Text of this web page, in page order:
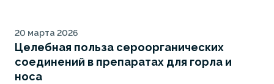
20 марта 2026
Целебная польза сероорганических
соединений в препаратах для горла и
носа